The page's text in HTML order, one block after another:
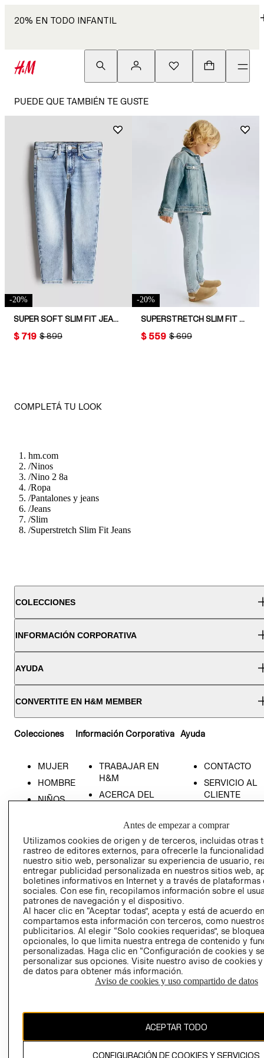
20% EN TODO INFANTIL
PUEDE QUE TAMBIÉN TE GUSTE
-20%
SUPER SOFT SLIM FIT JEANS
ORIGINAL PRICE:
$ 899
PRICE:
$ 719
-20%
SUPERSTRETCH SLIM FIT JEANS
ORIGINAL PRICE:
$ 699
PRICE:
$ 559
COMPLETÁ TU LOOK
hm.com
/Ninos
/Nino 2 8a
/Ropa
/Pantalones y jeans
/Jeans
/Slim
/Superstretch Slim Fit Jeans
COLECCIONES
INFORMACIÓN CORPORATIVA
AYUDA
CONVERTITE EN H&M MEMBER
Colecciones
MUJER
HOMBRE
NIÑOS
Información Corporativa
TRABAJAR EN
H&M
ACERCA DEL
RESPONSABILIDAD
PRENSA
RELACIÓN CON
INVERSIONISTAS
POLÍTICA
EMPRESARIAL
Ayuda
CONTACTO
SERVICIO AL
CLIENTE
NUESTRAS
TIENDAS
- RETIRO EN
TIENDA
TÉRMINOS Y
CONDICIONES
AVISO DE
PRIVACIDAD
GIFT CARD
COOKIES
Antes de empezar a comprar
Utilizamos cookies de origen y de terceros, incluidas otras
rastreo de editores externos, para ofrecerle la
nuestro sitio web, personalizar su experiencia de usuario,
entregar publicidad personalizada en nuestros sitios web,
boletines informativos en Internet y a través de plataformas
sociales. Con ese fin, recopilamos información sobre el
patrones de navegación y el dispositivo.
Al hacer clic en “Aceptar todas”, acepta y está de acuerdo
compartamos esta información con terceros, como
publicitarios. Al elegir “Solo cookies requeridas”, se
opcionales, lo que limita nuestra entrega de contenido y
personalizadas. Haga clic en “Configuración de cookies y
personalizar sus opciones. Visite nuestro aviso de cookies
de datos para obtener más información.
Aviso de cookies y uso compartido de datos
ACEPTAR TODO
CONFIGURACIÓN DE COOKIES Y SERVICIOS